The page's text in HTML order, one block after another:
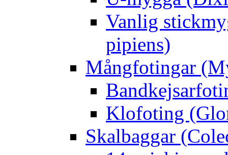
Vanlig
pipiens)
Mångfotingar
Klofoting
Skalbaggar